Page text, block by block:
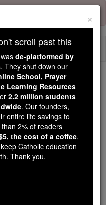
Million
Formed in the
like you,
already delivered
to over 2.2
countries. In an age
are helping form
and Christ.
×
scroll past this
de-platformed by
They shut down our
School, Prayer
Learning Resources
2.2 million students
. Our founders,
entire life savings to
2% of readers
the cost of a coffee,
Catholic education
Thank you.